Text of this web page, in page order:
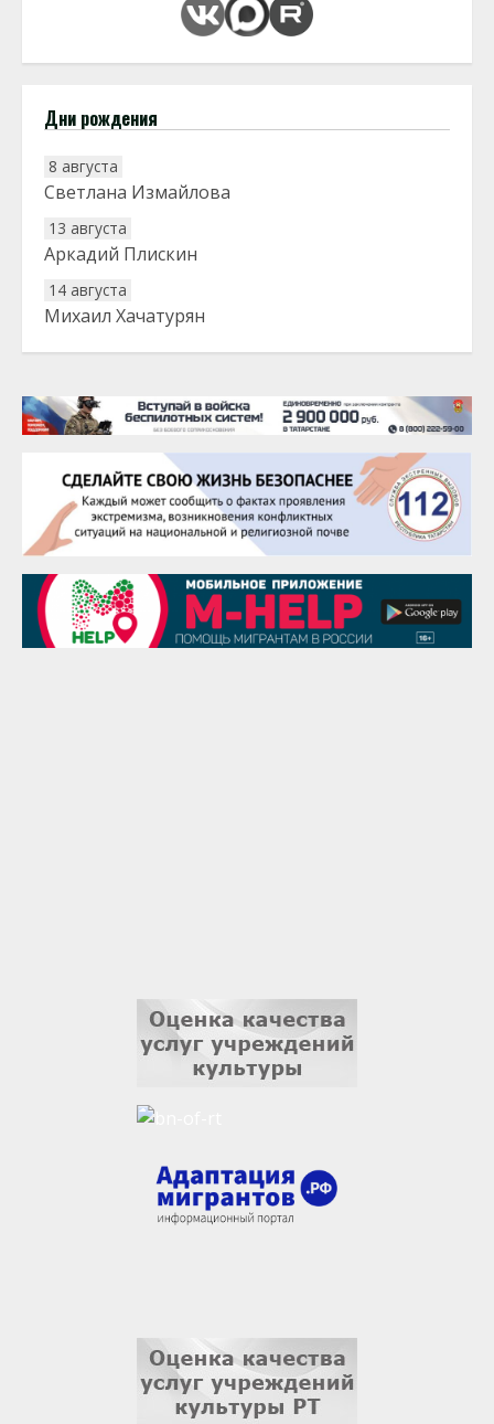
Дни рождения
8 августа
Светлана Измайлова
13 августа
Аркадий Плискин
14 августа
Михаил Хачатурян
20 августа
22 августа
Евгений Ефимов
25 августа
Сэсэгма Бубеева
28 августа
Чингиз Мустафаев
29 августа
Надежда Рослова